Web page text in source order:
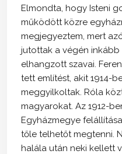
Elmondta, hogy Isteni
működött közre
megjegyeztem, mert
jutottak a végén
elhangzott szavai.
tett említést, akit 1914-
meggyilkoltak. Róla
magyarokat. Az 1912-
Egyházmegye
tőle telhetőt megtenni.
halála után neki kellett